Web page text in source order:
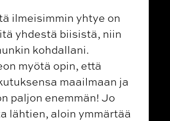
ilmeisimmin yhtye on
yhdestä biisistä, niin
kohdallani.
myötä opin, että
maailmaan ja
paljon enemmän! Jo
lähtien, aloin ymmärtää